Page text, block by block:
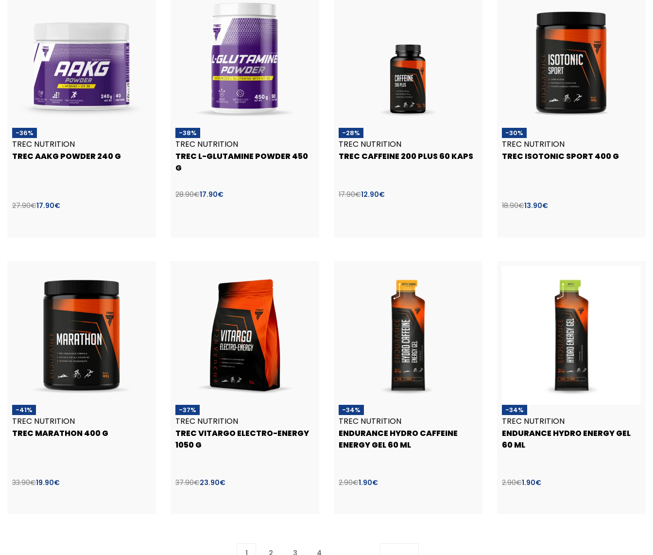
Pasirinkti savybes
-36%
TREC NUTRITION
TREC AAKG POWDER 240 G
27.90€17.90€
-38%
TREC NUTRITION
TREC L-GLUTAMINE POWDER 450
G
28.90€17.90€
-28%
TREC NUTRITION
TREC CAFFEINE 200 PLUS 60 KAPS
17.90€12.90€
-30%
TREC NUTRITION
TREC ISOTONIC SPORT 400 G
18.90€13.90€
Pasirinkti savybes
-41%
TREC NUTRITION
TREC MARATHON 400 G
33.90€19.90€
-37%
TREC NUTRITION
TREC VITARGO ELECTRO-ENERGY
1050 G
37.90€23.90€
-34%
TREC NUTRITION
ENDURANCE HYDRO CAFFEINE
ENERGY GEL 60 ML
2.90€1.90€
-34%
TREC NUTRITION
ENDURANCE HYDRO ENERGY GEL
60 ML
2.90€1.90€